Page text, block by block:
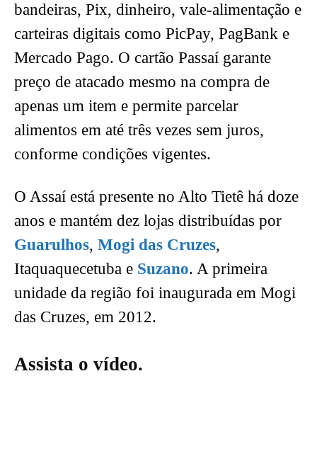
bandeiras, Pix, dinheiro, vale-alimentação e
carteiras digitais como PicPay, PagBank e
Mercado Pago. O cartão Passaí garante
preço de atacado mesmo na compra de
apenas um item e permite parcelar
alimentos em até três vezes sem juros,
conforme condições vigentes.
O Assaí está presente no Alto Tietê há doze
anos e mantém dez lojas distribuídas por
Guarulhos, Mogi das Cruzes,
Itaquaquecetuba e Suzano. A primeira
unidade da região foi inaugurada em Mogi
das Cruzes, em 2012.
Assista o vídeo.